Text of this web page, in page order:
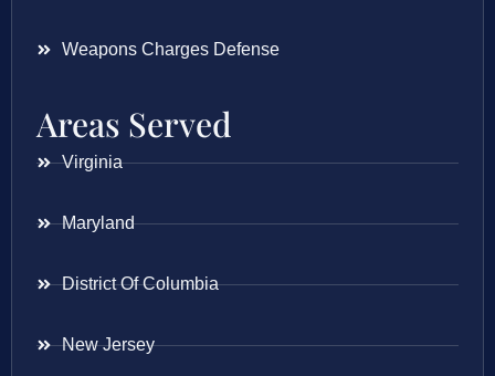
Weapons Charges Defense
Areas Served
Virginia
Maryland
District Of Columbia
New Jersey